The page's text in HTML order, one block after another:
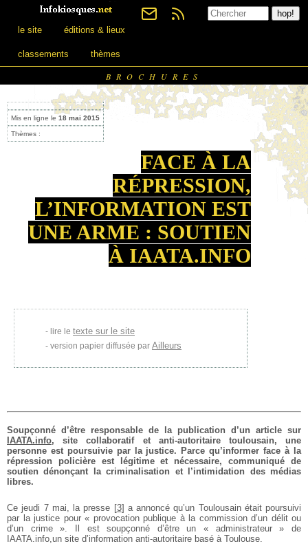
le site éditions & lieux
classements thèmes
BROCHURES
Mis en ligne le 18 mai 2015
Thèmes :
FACE À LA
RÉPRESSION,
L’INFORMATION EST
UNE ARME : SOUTIEN
À IAATA.INFO
lire le texte sur le site
version papier diffusée par Ailleurs
Soupçonné d’être responsable de la publication d’un article sur
IAATA.info, site collaboratif et anti-autoritaire toulousain, une
personne est poursuivie par la justice. Parce qu’informer face à la
répression policière est légitime et nécessaire, communiqué de
soutien dénonçant la criminalisation et l’intimidation des médias
libres.
Ce jeudi 7 mai, la presse [3] a annoncé qu’un Toulousain était poursuivi
par la justice pour « provocation publique à la commission d’un délit ou
d’un crime ». Il est soupçonné d’être un « administrateur » de
IAATA.info,un site d’information anti-autoritaire basé à Toulouse.